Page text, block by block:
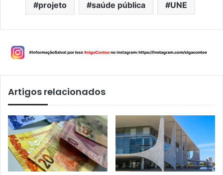
projeto saúde pública UNE
Artigos relacionados